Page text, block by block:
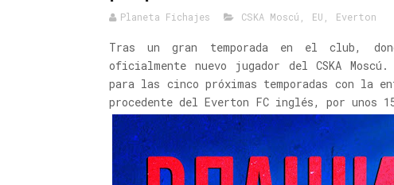
Planeta Fichajes CSKA Moscú EU Everton
Tras un gran temporada en el club,
oficialmente nuevo jugador del CSKA
para las cinco próximas temporadas con la
procedente del Everton FC inglés, por